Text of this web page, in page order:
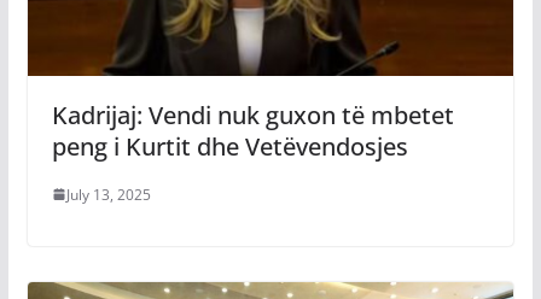
Kadrijaj: Vendi nuk guxon të mbetet
peng i Kurtit dhe Vetëvendosjes
July 13, 2025